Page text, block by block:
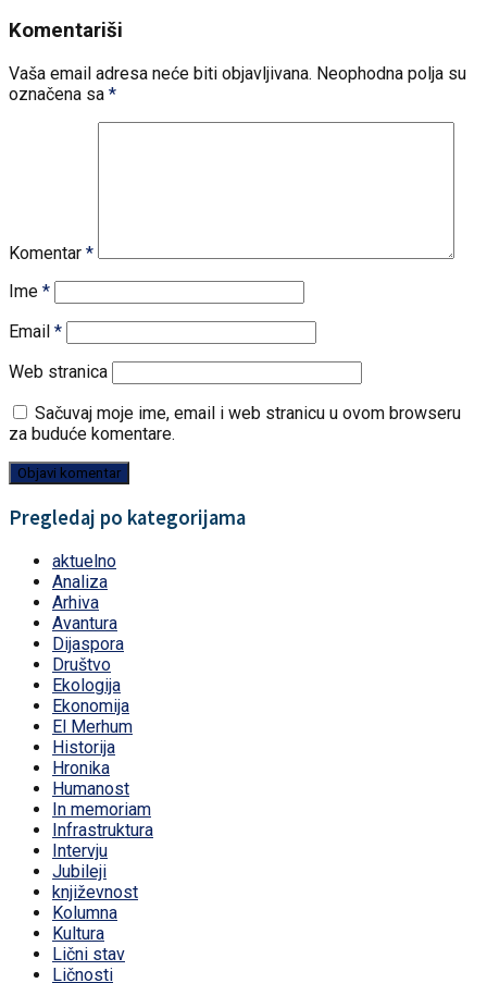
Komentariši
Vaša email adresa neće biti objavljivana. Neophodna polja su
označena sa *
Komentar *
Ime *
Email *
Web stranica
Sačuvaj moje ime, email i web stranicu u ovom browseru
za buduće komentare.
Pregledaj po kategorijama
aktuelno
Analiza
Arhiva
Avantura
Dijaspora
Društvo
Ekologija
Ekonomija
El Merhum
Historija
Hronika
Humanost
In memoriam
Infrastruktura
Intervju
Jubileji
književnost
Kolumna
Kultura
Lični stav
Ličnosti